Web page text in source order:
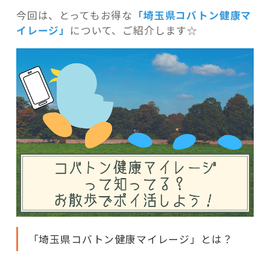
今回は、とってもお得な 「埼玉県コバトン健康マ
イレージ」 について、ご紹介します☆
「埼玉県コバトン健康マイレージ」とは？